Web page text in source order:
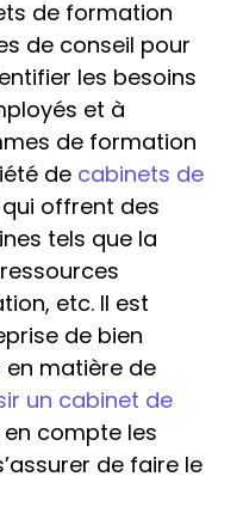
de formation
de conseil pour
les besoins
et à
de formation
de cabinets de
qui offrent des
tels que la
etc. Il est
de bien
matière de
un cabinet de
compte les
de faire le